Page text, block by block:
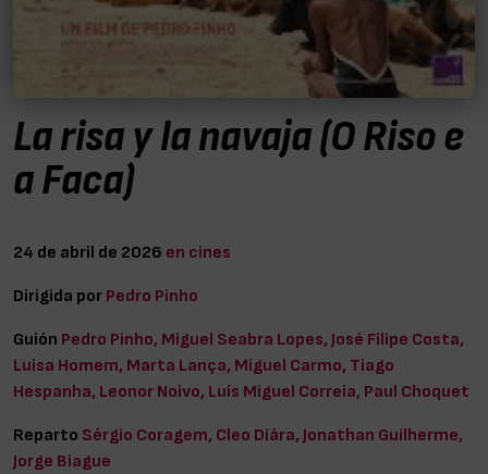
La risa y la navaja (O Riso e
a Faca)
24 de abril de 2026 en cines
Dirigida por Pedro Pinho
Guión Pedro Pinho, Miguel Seabra Lopes, José Filipe Costa,
Luisa Homem, Marta Lança, Miguel Carmo, Tiago
Hespanha, Leonor Noivo, Luís Miguel Correia, Paul Choquet
Reparto Sérgio Coragem, Cleo Diára, Jonathan Guilherme,
Jorge Biague